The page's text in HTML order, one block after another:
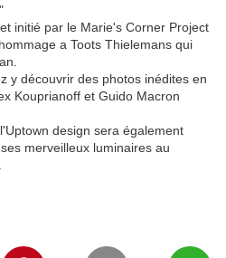
initié par le Marie's Corner Project
a Toots Thielemans qui
y découvrir des photos inédites en
Kouprianoff et Guido Macron
design sera également
merveilleux luminaires au